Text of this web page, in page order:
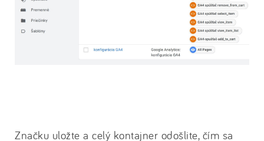
Značku uložte a celý kontajner odošlite, čím sa